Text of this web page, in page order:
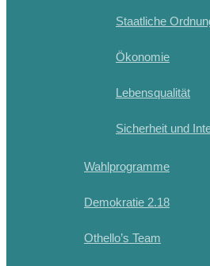
Staatliche
Ökonomie
Lebensqualität
Sicherheit und
Wahlprogramme
Demokratie 2.18
Othello’s Team